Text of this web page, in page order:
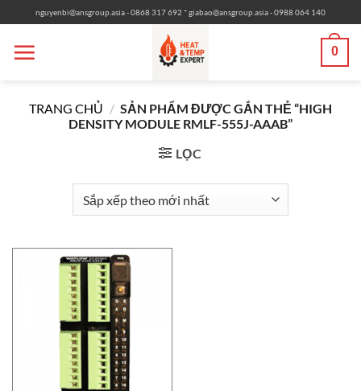
qua
nội
nguyenbi@ansgroup.asia- 0868 317 692 -giabao@ansgroup.asia- 0988 064 140
0
TRANG CHỦ / SẢN PHẨM ĐƯỢC GẮN THẺ “HIGH
DENSITY MODULE RMLF-555J-AAAB”
LỌC